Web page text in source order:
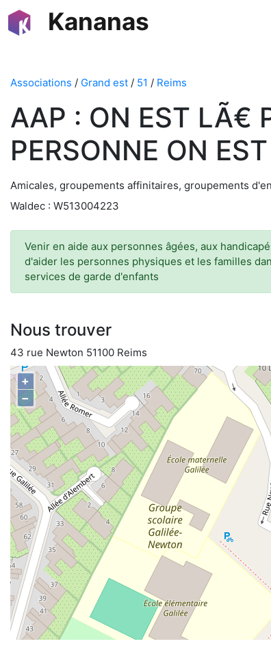
Kananas
Associations / Grand est / 51 / Reims
AAP : ON EST LÃ€
PERSONNE ON
Amicales, groupements affinitaires, groupements
Waldec : W513004223
Venir en aide aux personnes âgées, aux
d'aider les personnes physiques et les familles
services de garde d'enfants
Nous trouver
43 rue Newton 51100 Reims
+
−